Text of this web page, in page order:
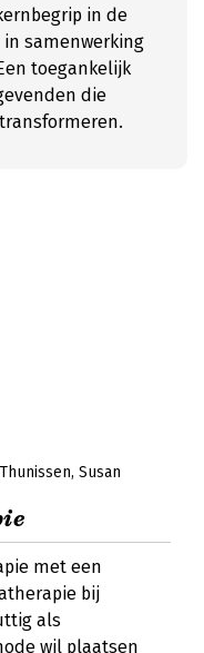
in de
samenwerking
toegankelijk
die
Susan
met een
bij
als
wil plaatsen